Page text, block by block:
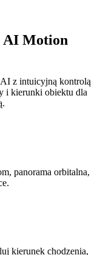
AI Motion
z intuicyjną kontrolą
i kierunki obiektu dla
panorama orbitalna,
kierunek chodzenia,